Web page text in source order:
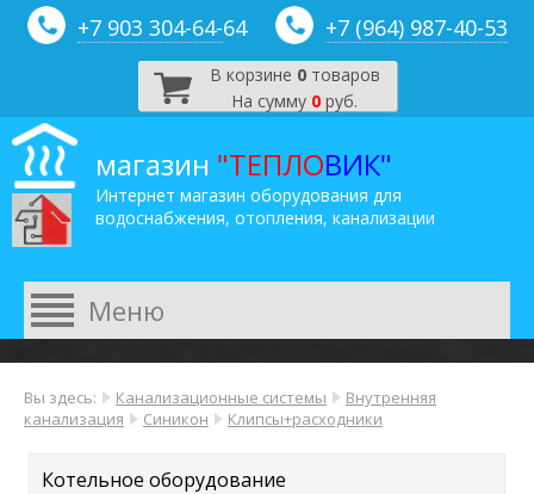
+7 903 304-64-64 +7 (964) 987-40-53
В корзине 0товаров
На сумму 0 руб.
магазин "ТЕПЛОВИК"
Интернет магазин оборудования для
водоснабжения, отопления, канализации
Вы здесь: Канализационные системы
Внутренняя
канализация
Синикон Клипсы+расходники
Котельное оборудование